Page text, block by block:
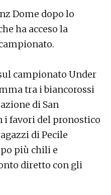
Dome dopo lo
ha acceso la
campionato Under
tra i biancorossi
di San
i favori del pronostico
di Pecile
più chili e
diretto con gli